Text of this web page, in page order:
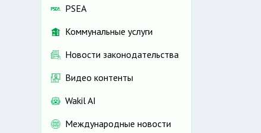
PSEA
Коммунальные услуги
Новости законодательства
Видео контенты
Wakil AI
Международные новости